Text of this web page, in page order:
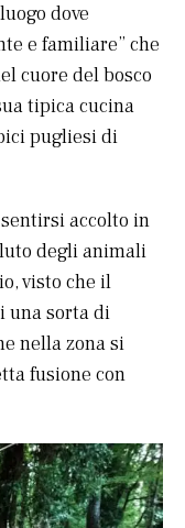
dove
e familiare” che
cuore del bosco
tipica cucina
pugliesi di
accolto in
degli animali
visto che il
una sorta di
nella zona si
fusione con